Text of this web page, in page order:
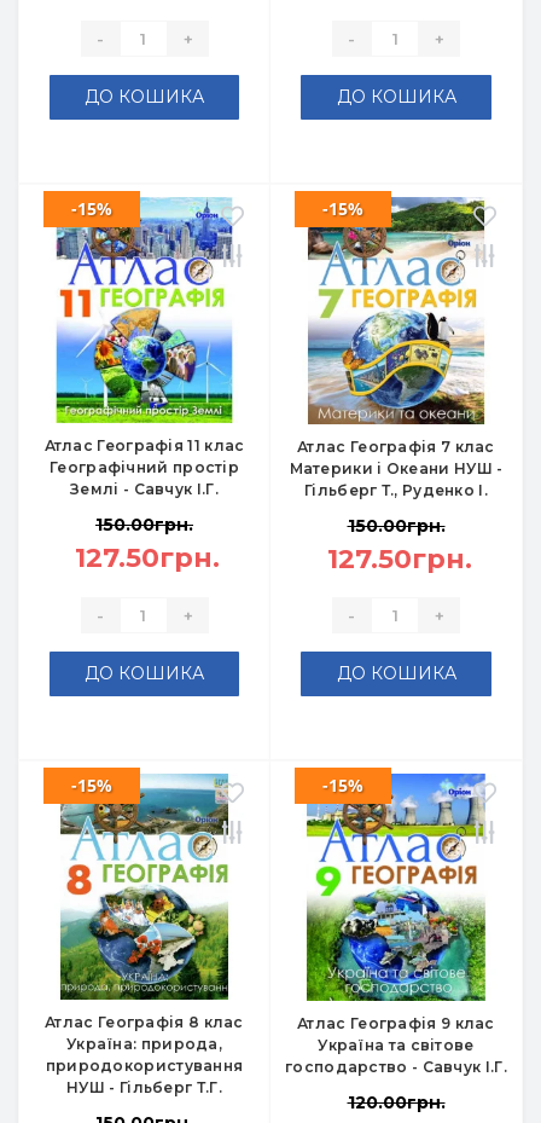
- +
ДО КОШИКА
- +
ДО КОШИКА
Атлас Географія 11 клас
Географічний простір
Землі - Савчук І.Г.
-15%
150.00грн.
127.50грн.
- +
ДО КОШИКА
Атлас Географія 7 клас
Материки і Океани НУШ -
Гільберг Т., Руденко І.
-15%
150.00грн.
127.50грн.
- +
ДО КОШИКА
Атлас Географія 8 клас
Україна: природа,
природокористування
НУШ - Гільберг Т.Г.
-15%
Атлас Географія 9 клас
Україна та світове
господарство - Савчук І.Г.
-15%
120.00грн.